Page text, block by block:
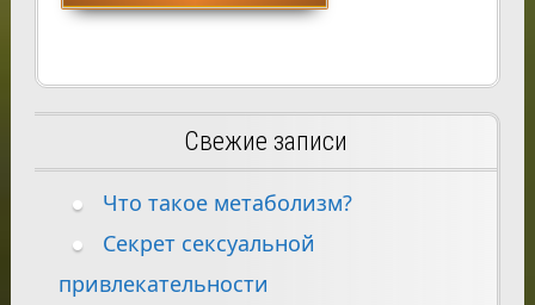
Свежие записи
Что такое метаболизм?
Секрет сексуальной
привлекательности